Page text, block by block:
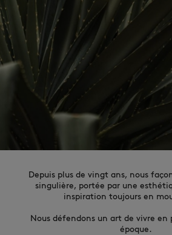
Depuis plus de vingt ans, nous
singulière, portée par une
inspiration toujours en
Nous défendons un art de vivre en
époque.